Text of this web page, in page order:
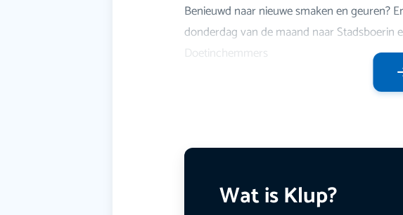
Benieuwd naar nieuwe smaken en geuren?
donderdag van de maand naar Stadsboerin
Doetinchemmers
Wat is Klup?